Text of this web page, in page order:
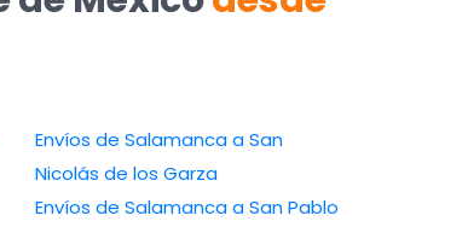
Envíos de Salamanca a San
Nicolás de los Garza
Envíos de Salamanca a San Pablo